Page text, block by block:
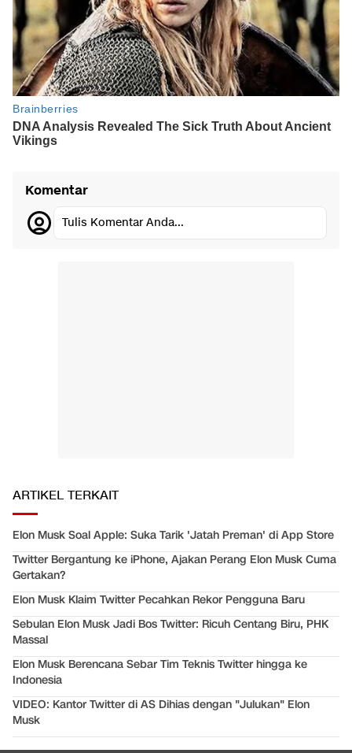
Komentar
Tulis Komentar Anda...
ARTIKEL TERKAIT
Elon Musk Soal Apple: Suka Tarik 'Jatah Preman' di App Store
Twitter Bergantung ke iPhone, Ajakan Perang Elon Musk Cuma
Gertakan?
Elon Musk Klaim Twitter Pecahkan Rekor Pengguna Baru
Sebulan Elon Musk Jadi Bos Twitter: Ricuh Centang Biru, PHK
Massal
Elon Musk Berencana Sebar Tim Teknis Twitter hingga ke
Indonesia
VIDEO: Kantor Twitter di AS Dihias dengan "Julukan" Elon
Musk